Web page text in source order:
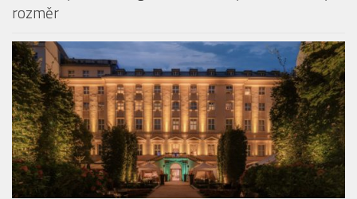
Restaurace The Artisan přichází s konceptem Taste
Our Story. Fine dining v centru Prahy dostává nový
rozměr